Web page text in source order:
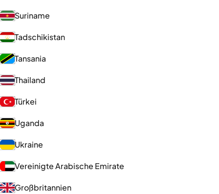
Suriname
Tadschikistan
Tansania
Thailand
Türkei
Uganda
Ukraine
Vereinigte Arabische Emirate
Großbritannien